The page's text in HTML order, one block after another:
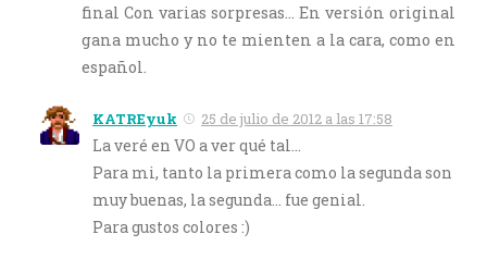
final Con varias sorpresas… En versión original
gana mucho y no te mienten a la cara, como en
español.
KATREyuk 25 de julio de 2012 a las 17:58
La veré en VO a ver qué tal…
Para mi, tanto la primera como la segunda son
muy buenas, la segunda… fue genial.
Para gustos colores :)